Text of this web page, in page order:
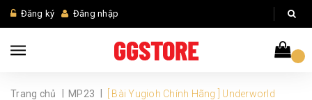
Đăng ký Đăng nhập
Trang chủ MP23
[ Bài Yugioh Chính Hãng ] Underworld